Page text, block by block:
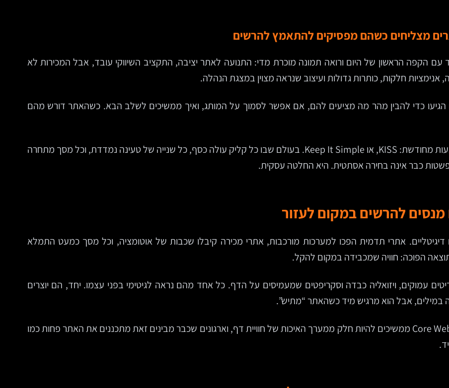
מצליחים כשהם מפסיקים להתאמץ להרשים
הקפה הראשון של היום ורואה תמונה מוכרת מדי: התנועה לאתר יציבה, התקציב השיווקי עובד, אבל המכירות לא
חלקות, כותרות גדולות ועיצוב שנראה מצוין במצגת הנהלה.
כדי להבין מהר מה מציעים להם, אם אפשר לסמוך על המותג, ואיך ממשיכים לשלב הבא. כשהאתר דורש מהם
זו בדיוק הנקודה שבה עיקרון ותיק מקבל ב-2025 משמעות מחודשת: KISS, או Keep It Simple. בעולם שבו כל קליק עולה כסף, כל שנייה של טעינה נמדדת, וכל מסך מתחרה
כבר אינה בחירה אסתטית. היא החלטה עסקית.
להרשים במקום לעזור
דיגיטליים. אתרי תדמית הפכו למערכות מורכבות, אתרי מכירה קיבלו שכבות של אוטומציה, וכל מסך כמעט התמלא
הפוכה: חוויה שמכבידה במקום להקל.
עמוקים, ויזואליה כבדה וסקריפטים שמעמיסים על הדף. כל אחד מהם נראה לגיטימי בפני עצמו. יחד, הם יוצרים
במילים, אבל הוא מרגיש מיד כשהאתר “מתיש”.
וזו לא רק שאלה של נוחות. לפי Google, מדדי Core Web Vitals ממשיכים להיות חלק ממערך האיכות של חוויית דף, וארגונים שכבר מבינים זאת מתכננים את האתר פחות כמו